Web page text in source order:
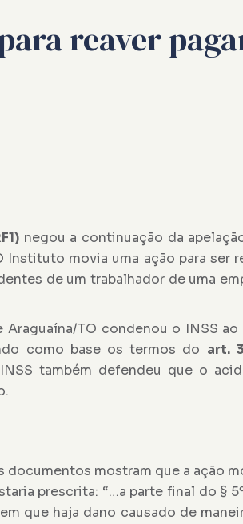
reaver
negou a continuação da
Instituto movia uma ação para ser
de um trabalhador de uma
TO condenou o INSS ao
como base os termos do art.
também defendeu que o
mostram que a ação
prescrita: “…a parte final do §
que haja dano causado de